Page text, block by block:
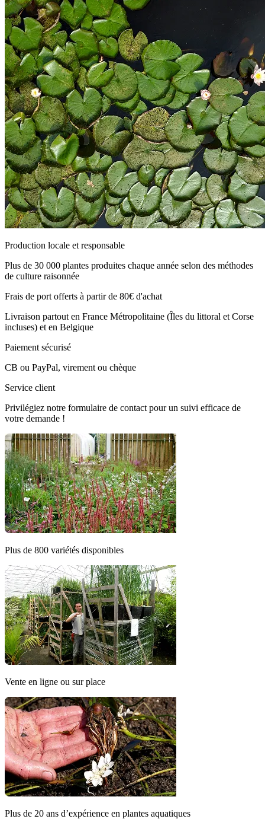
Production locale et responsable
Plus de 30 000 plantes produites chaque année selon des méthodes
de culture raisonnée
Frais de port offerts à partir de 80€ d'achat
Livraison partout en France Métropolitaine (Îles du littoral et Corse
incluses) et en Belgique
Paiement sécurisé
CB ou PayPal, virement ou chèque
Service client
Privilégiez notre formulaire de contact pour un suivi efficace de
votre demande !
Plus de 800 variétés disponibles
Vente en ligne ou sur place
Plus de 20 ans d’expérience en plantes aquatiques